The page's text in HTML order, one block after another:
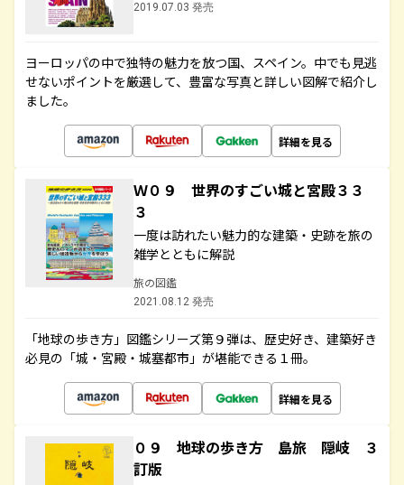
2019.07.03 発売
ヨーロッパの中で独特の魅力を放つ国、スペイン。中でも見逃
せないポイントを厳選して、豊富な写真と詳しい図解で紹介し
ました。
詳細を見る
Ｗ０９ 世界のすごい城と宮殿３３
３
一度は訪れたい魅力的な建築・史跡を旅の
雑学とともに解説
旅の図鑑
2021.08.12 発売
「地球の歩き方」図鑑シリーズ第９弾は、歴史好き、建築好き
必見の「城・宮殿・城塞都市」が堪能できる１冊。
詳細を見る
０９ 地球の歩き方 島旅 隠岐 ３
訂版